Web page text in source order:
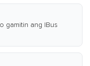
gamitin ang IBus